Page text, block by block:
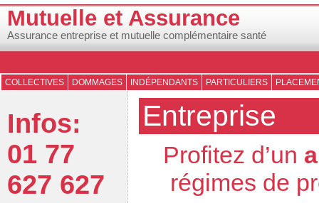
Mutuelle et Assurance
Assurance entreprise et mutuelle complémentaire santé
COLLECTIVES DOMMAGES INDÉPENDANTS PARTICULIERS
Infos:
01 77
627 627
Entreprise
Profitez d’un
régimes de